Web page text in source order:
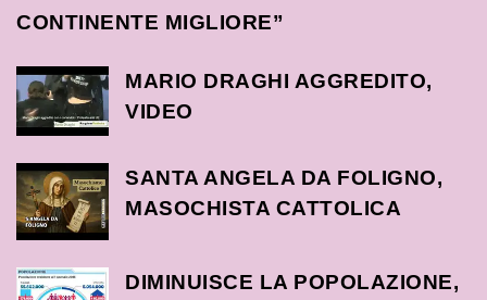
CONTINENTE MIGLIORE”
MARIO DRAGHI AGGREDITO,
VIDEO
SANTA ANGELA DA FOLIGNO,
MASOCHISTA CATTOLICA
DIMINUISCE LA POPOLAZIONE,